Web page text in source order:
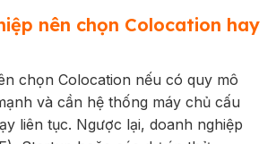
nên chọn Colocation hay
chọn Colocation nếu có quy mô
và cần hệ thống máy chủ cấu
liên tục. Ngược lại, doanh nghiệp